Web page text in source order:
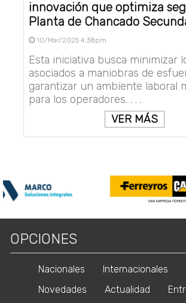
innovación que optimiza
Planta de Chancado
10/Mar/2025 4:38pm
Esta iniciativa busca minimizar
asociados a maniobras de
garantizar un ambiente laboral
para los operadores. . . .
VER MÁS
OPCIONES
Nacionales Internacionales
Novedades
Actualidad